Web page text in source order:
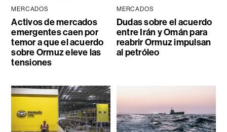
MERCADOS
Activos de mercados
emergentes caen por
temor a que el acuerdo
sobre Ormuz eleve las
tensiones
MERCADOS
Dudas sobre el acuerdo
entre Irán y Omán para
reabrir Ormuz impulsan
al petróleo